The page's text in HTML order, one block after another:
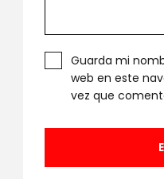
Guarda mi
web en este
vez que